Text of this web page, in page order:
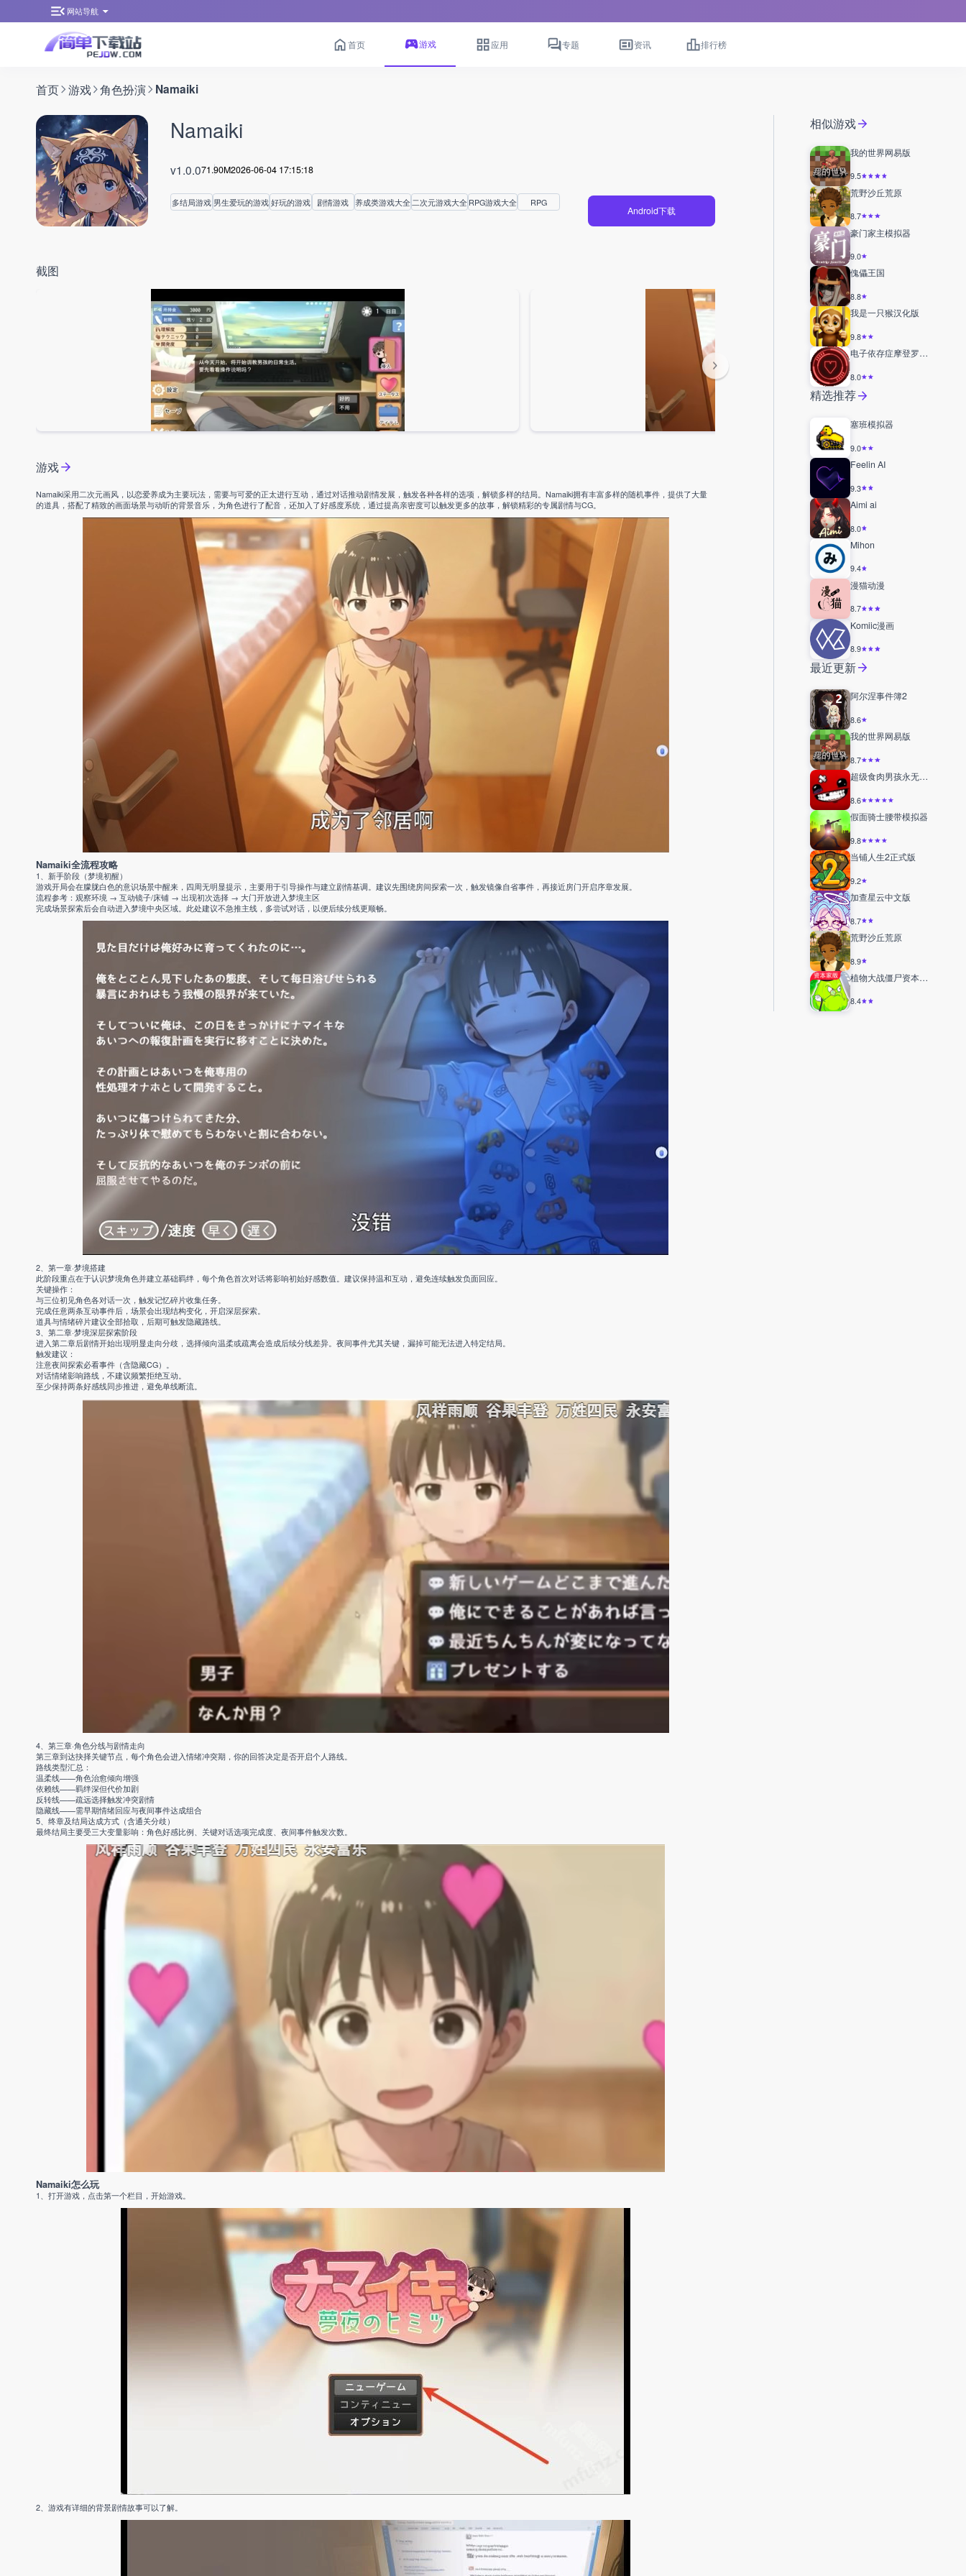
网站导航
首页 游戏 应用 专题 资讯 排行榜
首页 游戏 角色扮演 Namaiki
Namaiki
v1.0.071.90M2026-06-04 17:15:18
多结局游戏 男生爱玩的游戏 好玩的游戏 剧情游戏 养成类游戏大全 二次元游戏大全 RPG游戏大全 RPG
Android下载
截图
游戏
Namaiki采用二次元画风，以恋爱养成为主要玩法，需要与可爱的正太进行互动，通过对话推动剧情发展，触发各种各样的选项，解锁多样的结局。Namaiki拥有丰富多样的随机事件，提供了大量
的道具，搭配了精致的画面场景与动听的背景音乐，为角色进行了配音，还加入了好感度系统，通过提高亲密度可以触发更多的故事，解锁精彩的专属剧情与CG。
Namaiki全流程攻略
1、新手阶段（梦境初醒）
游戏开局会在朦胧白色的意识场景中醒来，四周无明显提示，主要用于引导操作与建立剧情基调。建议先围绕房间探索一次，触发镜像自省事件，再接近房门开启序章发展。
流程参考：观察环境 → 互动镜子/床铺 → 出现初次选择 → 大门开放进入梦境主区
完成场景探索后会自动进入梦境中央区域。此处建议不急推主线，多尝试对话，以便后续分线更顺畅。
2、第一章·梦境搭建
此阶段重点在于认识梦境角色并建立基础羁绊，每个角色首次对话将影响初始好感数值。建议保持温和互动，避免连续触发负面回应。
关键操作：
与三位初见角色各对话一次，触发记忆碎片收集任务。
完成任意两条互动事件后，场景会出现结构变化，开启深层探索。
道具与情绪碎片建议全部拾取，后期可触发隐藏路线。
3、第二章·梦境深层探索阶段
进入第二章后剧情开始出现明显走向分歧，选择倾向温柔或疏离会造成后续分线差异。夜间事件尤其关键，漏掉可能无法进入特定结局。
触发建议：
注意夜间探索必看事件（含隐藏CG）。
对话情绪影响路线，不建议频繁拒绝互动。
至少保持两条好感线同步推进，避免单线断流。
4、第三章·角色分线与剧情走向
第三章到达抉择关键节点，每个角色会进入情绪冲突期，你的回答决定是否开启个人路线。
路线类型汇总：
温柔线——角色治愈倾向增强
依赖线——羁绊深但代价加剧
反转线——疏远选择触发冲突剧情
隐藏线——需早期情绪回应与夜间事件达成组合
5、终章及结局达成方式（含通关分歧）
最终结局主要受三大变量影响：角色好感比例、关键对话选项完成度、夜间事件触发次数。
Namaiki怎么玩
1、打开游戏，点击第一个栏目，开始游戏。
2、游戏有详细的背景剧情故事可以了解。
相似游戏
我的世界网易版
9.5
荒野沙丘荒原
8.7
豪门家主模拟器
9.0
傀儡王国
8.8
我是一只猴汉化版
9.8
电子依存症摩登罗马书
8.0
精选推荐
塞班模拟器
9.0
Feelin AI
9.3
Aimi ai
8.0
Mihon
9.4
漫猫动漫
8.7
Komiic漫画
8.9
最近更新
阿尔涅事件簿2
8.6
我的世界网易版
8.7
超级食肉男孩永无止境
8.6
假面骑士腰带模拟器
9.8
当铺人生2正式版
9.2
加查星云中文版
8.7
荒野沙丘荒原
8.9
植物大战僵尸资本家版
8.4